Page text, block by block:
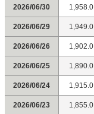
2026/06/30 1,958.0
2026/06/29 1,949.0
2026/06/26 1,902.0
2026/06/25 1,890.0
2026/06/24 1,915.0
2026/06/23 1,855.0